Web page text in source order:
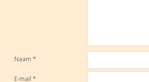
Naam *
E-mail *